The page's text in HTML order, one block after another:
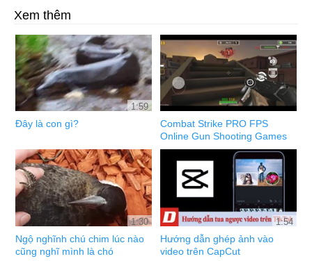
Xem thêm
1:59
Đây là con gì?
Combat Strike PRO FPS
Online Gun Shooting Games
1:30
Ngộ nghĩnh chú chim lúc nào
cũng nghĩ mình là chó
1:54
Hướng dẫn ghép ảnh vào
video trên CapCut